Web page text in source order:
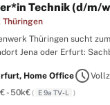
Technik (d/m/
Thüringen
Thüringen sucht
Jena oder Erfurt:
einem Arbeitgeber, dem
Erfolg geht, sondern ...
Home Officeschedule
- 50k€( E 9a TV-L )